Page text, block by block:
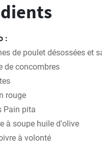
:
de poulet désossées et
de concombres
rouge
Pain pita
à soupe huile d'olive
à volonté